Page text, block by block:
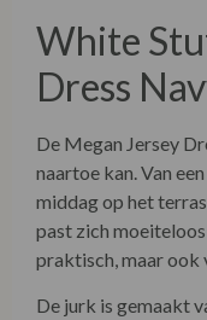
White
Dress
De Megan Jersey
naartoe kan. Van
middag op het
past zich
praktisch, maar ook
De jurk is gemaakt